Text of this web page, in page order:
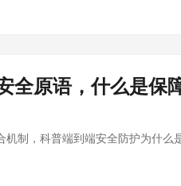
原语，什么是保
制，科普端到端安全防护为什么